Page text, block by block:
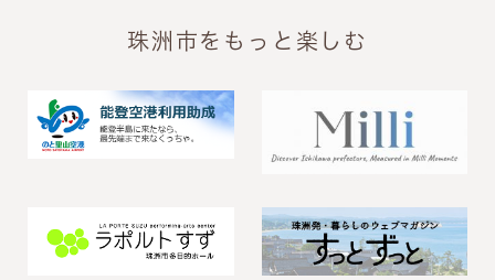
珠洲市をもっと楽しむ